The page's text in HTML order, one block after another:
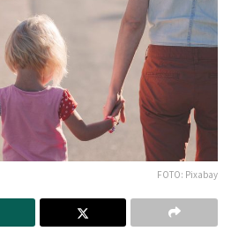
FOTO: Pixabay